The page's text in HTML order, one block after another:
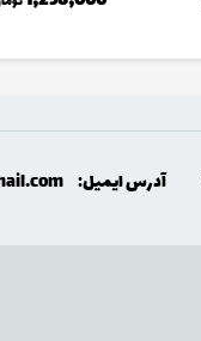
آدرس ایمیل: